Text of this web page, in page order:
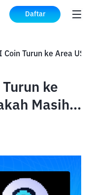
Daftar
Turun ke
Masih